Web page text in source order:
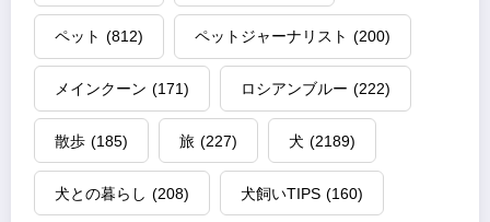
ペット (812) ペットジャーナリスト (200)
メインクーン (171) ロシアンブルー (222)
散歩 (185) 旅 (227) 犬 (2189)
犬との暮らし (208) 犬飼いTIPS (160)